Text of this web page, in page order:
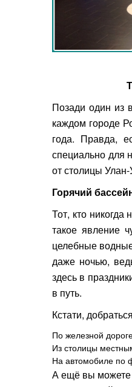
Позади один из
каждом городе
года. Правда,
специально для
от столицы
Горячий
Тот, кто
такое явление
целебные
даже ночью,
здесь в
в путь.
Кстати,
По железной
Из столицы
На автомобиле по
А ещё вы можете